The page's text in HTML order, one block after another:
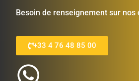
Besoin de renseignement sur
+33 4 76 48 85 00